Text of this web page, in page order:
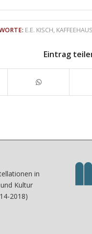
E.E. KISCH,
Eintrag
in
Kultur
2018)